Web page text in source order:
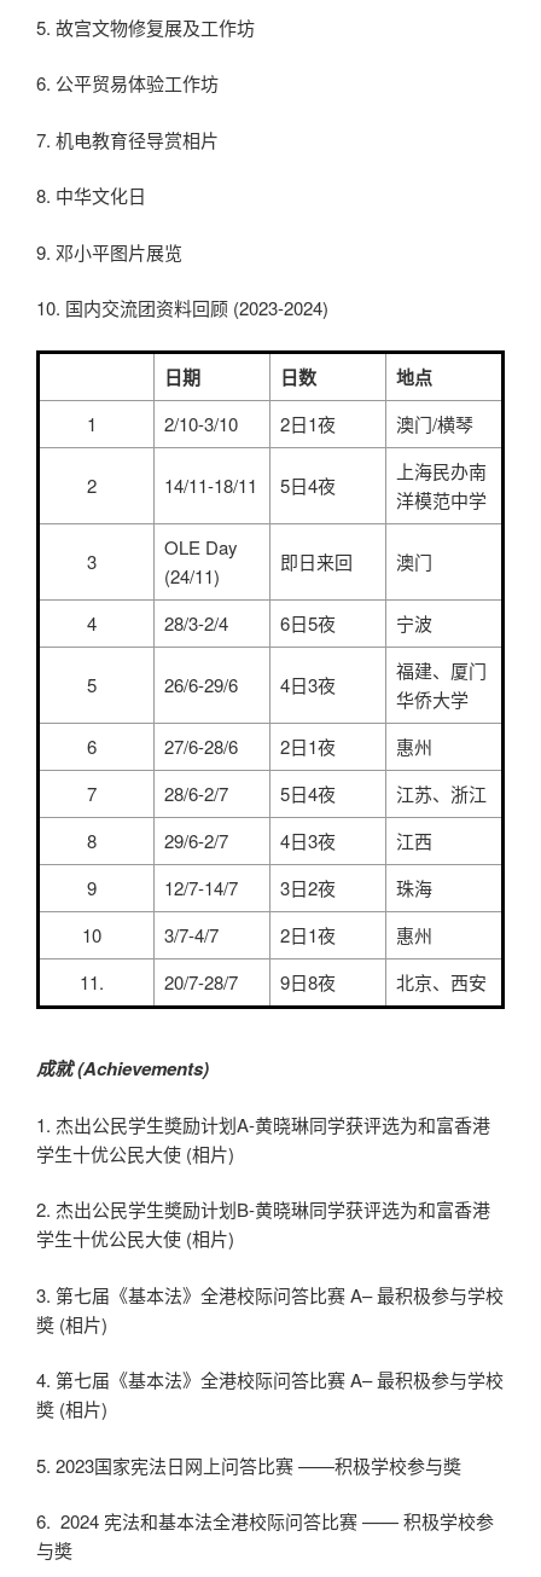
5. 故宫文物修复展及工作坊
6. 公平贸易体验工作坊
7. 机电教育径导赏相片
8. 中华文化日
9. 邓小平图片展览
10. 国内交流团资料回顾 (2023-2024)
日期 日数 地点
1 2/10-3/10 2日1夜 澳门/横琴
2 14/11-18/11 5日4夜
上海民办南
洋模范中学
3
OLE Day
(24/11)
即日来回 澳门
4 28/3-2/4 6日5夜 宁波
5 26/6-29/6 4日3夜
福建、厦门
华侨大学
6
27/6-28/6 2日1夜
惠州
7
28/6-2/7 5日4夜
江苏、浙江
8
29/6-2/7 4日3夜
江西
9
12/7-14/7 3日2夜
珠海
10
3/7-4/7 2日1夜
惠州
11.
20/7-28/7 9日8夜 北京、西安
成就 (Achievements)
1. 杰出公民学生奬励计划A-黄晓琳同学获评选为和富香港
学生十优公民大使 (相片)
2. 杰出公民学生奬励计划B-黄晓琳同学获评选为和富香港
学生十优公民大使 (相片)
3. 第七届《基本法》全港校际问答比赛 A– 最积极参与学校
奬 (相片)
4. 第七届《基本法》全港校际问答比赛 A– 最积极参与学校
奬 (相片)
5. 2023国家宪法日网上问答比赛 ——积极学校参与奬
6. 2024 宪法和基本法全港校际问答比赛 —— 积极学校参
与奬